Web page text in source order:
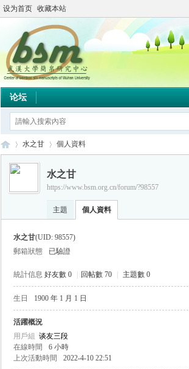
设为首页 收藏本站
论坛
›
水之甘 個人資料
水之甘
https://www.bsm.org.cn/forum/?98557
主題 個人資料
水之甘(UID: 98557)
郵箱狀態
已驗證
統計信息 好友數 0 回帖數 70 主題數 0
生日 1900 年 1 月 1 日
活躍概況
用戶組 谈友三段
在線時間
6 小時
上次活動時間
2022-4-10 22:51